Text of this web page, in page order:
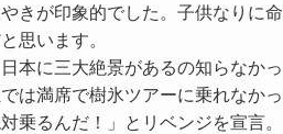
きが印象的でした。子供なりに命
思います。
本に三大絶景があるの知らなかっ
は満席で樹氷ツアーに乗れなかっ
乗るんだ！」とリベンジを宣言。